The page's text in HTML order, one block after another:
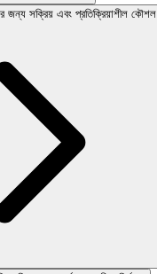
জন্য সক্রিয় এবং প্রতিক্রিয়াশীল কৌশল